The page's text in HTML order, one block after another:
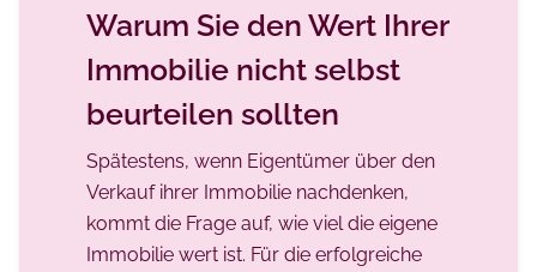
Warum Sie den Wert Ihrer
Immobilie nicht selbst
beurteilen sollten
Spätestens, wenn Eigentümer über den
Verkauf ihrer Immobilie nachdenken,
kommt die Frage auf, wie viel die eigene
Immobilie wert ist. Für die erfolgreiche